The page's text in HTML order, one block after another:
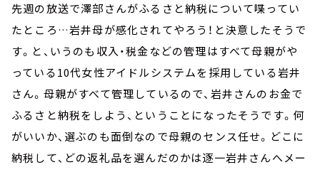
先週の放送で澤部さんがふるさと納税について喋ってい
たところ…岩井母が感化されてやろう！と決意したそうで
す。と、いうのも収入・税金などの管理はすべて母親がや
っている10代女性アイドルシステムを採用している岩井
さん。母親がすべて管理しているので、岩井さんのお金で
ふるさと納税をしよう、ということになったそうです。何
がいいか、選ぶのも面倒なので母親のセンス任せ。どこに
納税して、どの返礼品を選んだのかは逐一岩井さんへメー